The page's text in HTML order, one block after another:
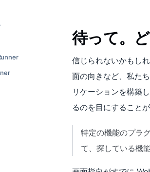
待って。
信じられないかもし
面の向きなど、私た
リケーションを構築
るのを目にすることが
特定の機能のプラ
て、探している機